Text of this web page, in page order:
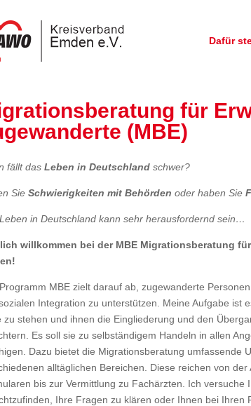
Dafür
für
(MBE)
fällt dasLeben in Deutschland schwer?
SieSchwierigkeiten mit Behörden oder haben Sie
in Deutschland kann sehr herausfordernd sein…
willkommen bei der MBE Migrationsberatung
MBE zielt darauf ab, zugewanderte
Integration zu unterstützen. Meine Aufgabe ist
zu stehen und ihnen die Eingliederung und den
Es soll sie zu selbständigem Handeln in allen
Dazu bietet die Migrationsberatung umfassende
alltäglichen Bereichen. Diese reichen von
bis zur Vermittlung zu Fachärzten. Ich versuche
Ihre Fragen zu klären oder Ihnen bei Ihren